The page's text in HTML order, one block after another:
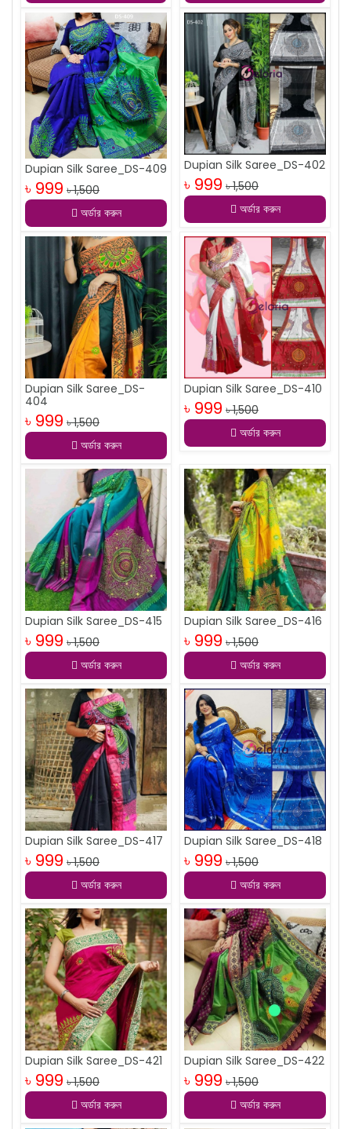
Dupian Silk Saree_DS-409
৳ 999 ৳ 1,500
অর্ডার করুন
Dupian Silk Saree_DS-402
৳ 999 ৳ 1,500
অর্ডার করুন
Dupian Silk Saree_DS-
404
৳ 999 ৳ 1,500
অর্ডার করুন
Dupian Silk Saree_DS-410
৳ 999 ৳ 1,500
অর্ডার করুন
Dupian Silk Saree_DS-415
৳ 999 ৳ 1,500
অর্ডার করুন
Dupian Silk Saree_DS-416
৳ 999 ৳ 1,500
অর্ডার করুন
Dupian Silk Saree_DS-417
৳ 999 ৳ 1,500
অর্ডার করুন
Dupian Silk Saree_DS-418
৳ 999 ৳ 1,500
অর্ডার করুন
Dupian Silk Saree_DS-421
৳ 999 ৳ 1,500
অর্ডার করুন
Dupian Silk Saree_DS-422
৳ 999 ৳ 1,500
অর্ডার করুন